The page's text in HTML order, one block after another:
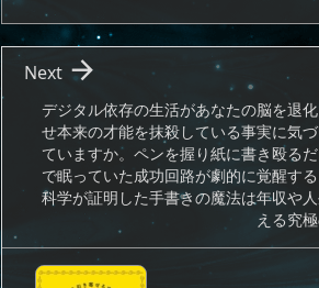
デジタル依存の生活があなたの脳を退化
せ本来の才能を抹殺している事実に気
ていますか。ペンを握り紙に書き殴る
で眠っていた成功回路が劇的に覚醒する
科学が証明した手書きの魔法は年収や
える究

Next